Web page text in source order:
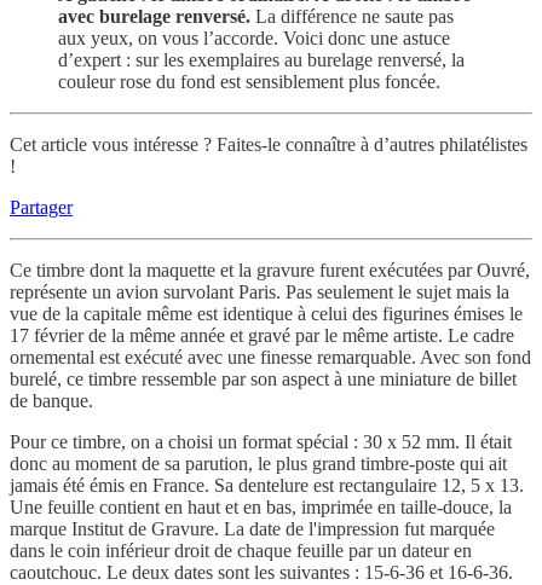
avec burelage renversé. La différence ne saute pas
aux yeux, on vous l’accorde. Voici donc une astuce
d’expert : sur les exemplaires au burelage renversé, la
couleur rose du fond est sensiblement plus foncée.
Cet article vous intéresse ? Faites-le connaître à d’autres philatélistes
!
Partager
Ce timbre dont la maquette et la gravure furent exécutées par Ouvré,
représente un avion survolant Paris. Pas seulement le sujet mais la
vue de la capitale même est identique à celui des figurines émises le
17 février de la même année et gravé par le même artiste. Le cadre
ornemental est exécuté avec une finesse remarquable. Avec son fond
burelé, ce timbre ressemble par son aspect à une miniature de billet
de banque.
Pour ce timbre, on a choisi un format spécial : 30 x 52 mm. Il était
donc au moment de sa parution, le plus grand timbre-poste qui ait
jamais été émis en France. Sa dentelure est rectangulaire 12, 5 x 13.
Une feuille contient en haut et en bas, imprimée en taille-douce, la
marque Institut de Gravure. La date de l'impression fut marquée
dans le coin inférieur droit de chaque feuille par un dateur en
caoutchouc. Le deux dates sont les suivantes : 15-6-36 et 16-6-36.